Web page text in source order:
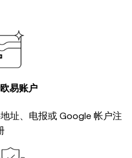
易账户
址、电报或 Google 帐户注